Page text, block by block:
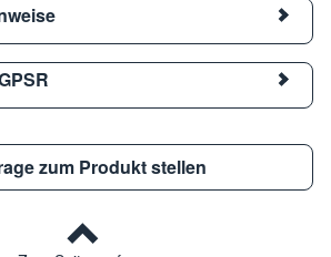
zum Produkt stellen